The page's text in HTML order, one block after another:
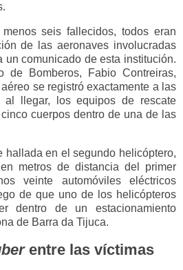
seis fallecidos, todos eran
de las aeronaves involucradas
un comunicado de esta institución.
de Bomberos, Fabio Contreiras,
se registró exactamente a las
llegar, los equipos de rescate
cuerpos dentro de una de las
hallada en el segundo helicóptero,
metros de distancia del primer
veinte automóviles eléctricos
de que uno de los helicópteros
dentro de un estacionamiento
de Barra da Tijuca.
entre las víctimas